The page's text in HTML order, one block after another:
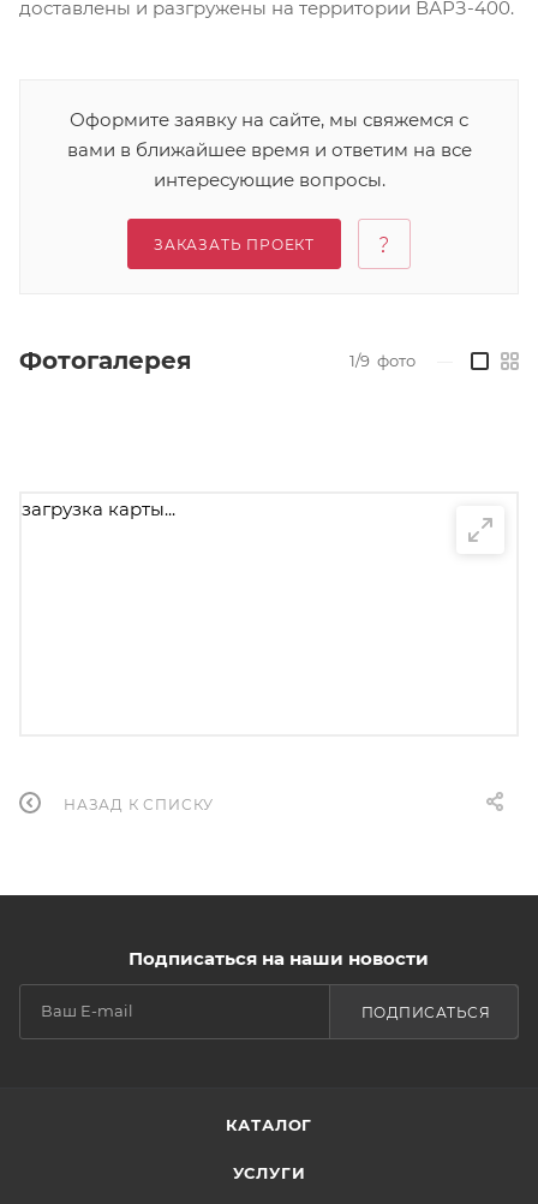
доставлены и разгружены на территории ВАРЗ-400.
Оформите заявку на сайте, мы свяжемся с
вами в ближайшее время и ответим на все
интересующие вопросы.
ЗАКАЗАТЬ ПРОЕКТ
Фотогалерея 1/9 фото
загрузка карты...
НАЗАД К СПИСКУ
Подписаться на наши новости
ПОДПИСАТЬСЯ
КАТАЛОГ
УСЛУГИ